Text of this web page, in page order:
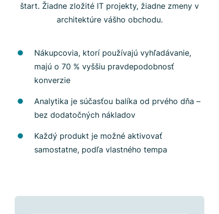
štart. Žiadne zložité IT projekty, žiadne zmeny v
architektúre vášho obchodu.
Nákupcovia, ktorí používajú vyhľadávanie,
majú o 70 % vyššiu pravdepodobnosť
konverzie
Analytika je súčasťou balíka od prvého dňa –
bez dodatočných nákladov
Každý produkt je možné aktivovať
samostatne, podľa vlastného tempa